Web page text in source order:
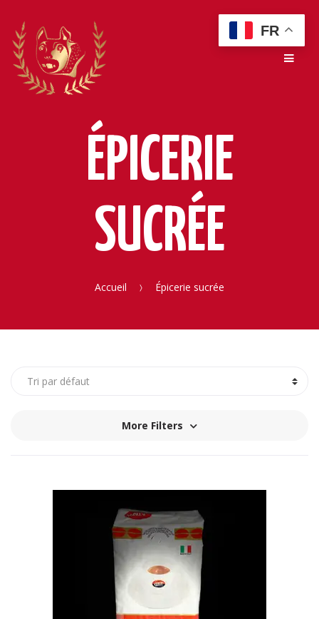
Skip
to
navigation
Skip
to
content
ÉPICERIE
SUCRÉE
Accueil Épicerie sucrée
More Filters
FR